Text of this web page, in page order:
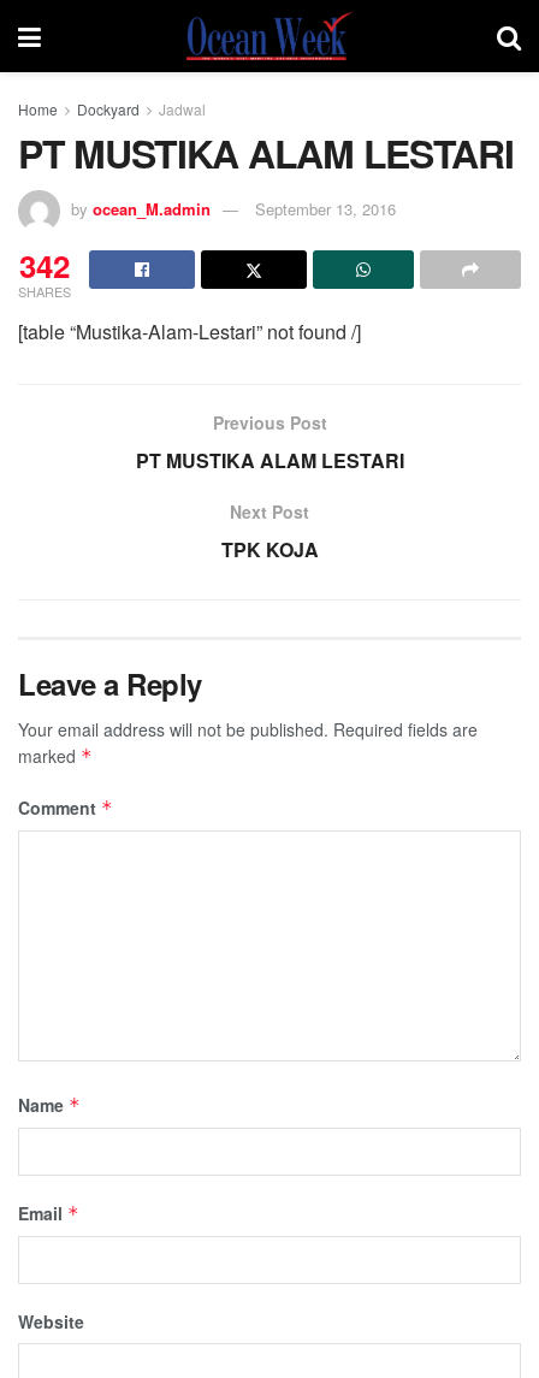
Home Dockyard Jadwal
PT MUSTIKA ALAM LESTARI
by ocean_M.admin September 13, 2016
342
SHARES
[table “Mustika-Alam-Lestari” not found /]
Previous Post
PT MUSTIKA ALAM LESTARI
Next Post
TPK KOJA
Leave a Reply
Your email address will not be published. Required fields are
marked *
Comment *
Name *
Email *
Website